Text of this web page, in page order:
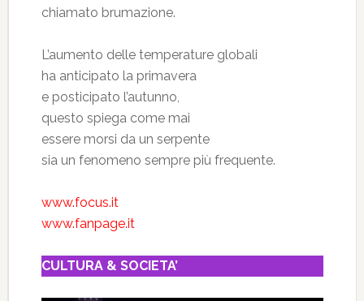
chiamato brumazione.
L’aumento delle temperature globali
ha anticipato la primavera
e posticipato l’autunno,
questo spiega come mai
essere morsi da un serpente
sia un fenomeno sempre più frequente.
www.focus.it
www.fanpage.it
CULTURA & SOCIETA’